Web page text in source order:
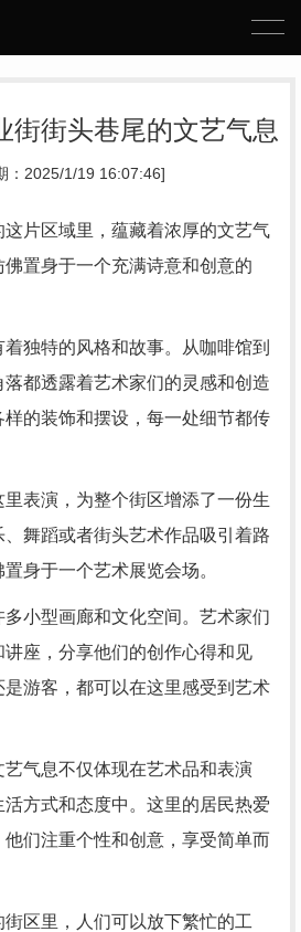
街街头巷尾的文艺气息
：2025/1/19 16:07:46]
片区域里，蕴藏着浓厚的文艺气
置身于一个充满诗意和创意的
独特的风格和故事。从咖啡馆到
都透露着艺术家们的灵感和创造
的装饰和摆设，每一处细节都传
表演，为整个街区增添了一份生
舞蹈或者街头艺术作品吸引着路
身于一个艺术展览会场。
小型画廊和文化空间。艺术家们
座，分享他们的创作心得和见
游客，都可以在这里感受到艺术
气息不仅体现在艺术品和表演
活方式和态度中。这里的居民热爱
们注重个性和创意，享受简单而
区里，人们可以放下繁忙的工